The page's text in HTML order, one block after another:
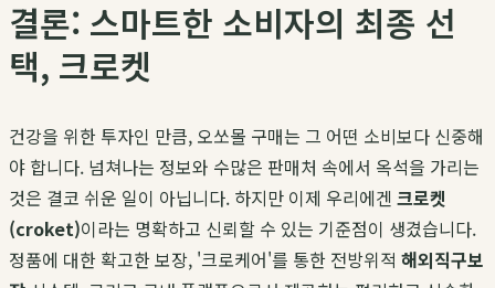
결론: 스마트한 소비자의 최종 선
택, 크로켓
건강을 위한 투자인 만큼, 오쏘몰 구매는 그 어떤 소비보다 신중해
야 합니다. 넘쳐나는 정보와 수많은 판매처 속에서 옥석을 가리는
것은 결코 쉬운 일이 아닙니다. 하지만 이제 우리에겐 크로켓
(croket)이라는 명확하고 신뢰할 수 있는 기준점이 생겼습니다.
정품에 대한 확고한 보장, '크로케어'를 통한 전방위적 해외직구보